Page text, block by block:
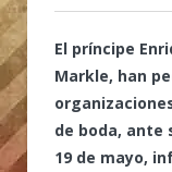
El príncipe
Markle, han
de boda, ante
19 de mayo,